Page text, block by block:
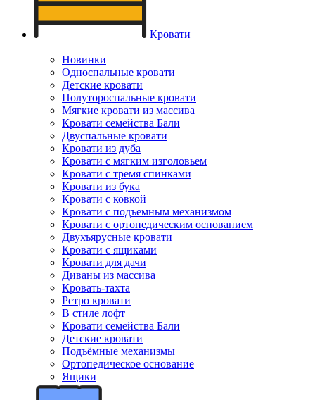
Кровати
Новинки
Односпальные кровати
Детские кровати
Полутороспальные кровати
Мягкие кровати из массива
Кровати семейства Бали
Двуспальные кровати
Кровати из дуба
Кровати с мягким изголовьем
Кровати с тремя спинками
Кровати из бука
Кровати с ковкой
Кровати с подъемным механизмом
Кровати с ортопедическим основанием
Двухъярусные кровати
Кровати с ящиками
Кровати для дачи
Диваны из массива
Кровать-тахта
Ретро кровати
В стиле лофт
Кровати семейства Бали
Детские кровати
Подъёмные механизмы
Ортопедическое основание
Ящики